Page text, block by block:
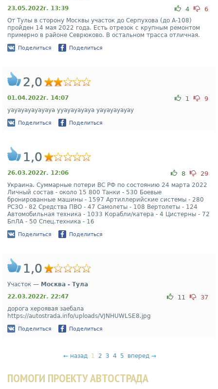
23.05.2022г. 13:39
4 6
От Тулы в сторону Москвы участок до Серпухова (до А-108)
пройден 14 мая 2022 года. Есть отрезок с крупным ремонтом
примерно в районе Севрюково. В остальном трасса отличная.
Поделиться Поделиться
2,0
01.04.2022г. 14:07 1 9
уауауауауауауа ууауауауауа уауауауауау
Поделиться Поделиться
1,0
26.03.2022г. 12:06 8 29
Украина. Суммарные потери ВС РФ по состоянию 24 марта 2022
Личный состав - около 15 800 Танки - 530 Боевые
бронированные машины - 1597 Артиллерийские системы - 280
РСЗО - 82 Средства ПВО - 47 Самолеты - 108 Вертолеты - 124
Автомобильная техника - 1033 Корабли/катера - 4 Цистерны - 72
БпЛА - 50 Спец.техника - 16
Поделиться Поделиться
1,0
Участок — Москва - Тула
22.03.2022г. 22:47
11 37
дорога хероявая заебала
https://autostrada.info/uploads/VJNHUWLSE8.jpg
Поделиться Поделиться
← назад 1 2 3 4 5 вперед →
ПОМОГИ ПРОЕКТУ АВТОСТРАДА